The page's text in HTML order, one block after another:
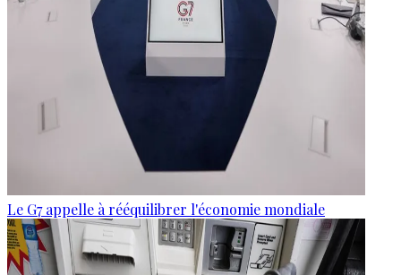
Le G7 appelle à rééquilibrer l'économie mondiale